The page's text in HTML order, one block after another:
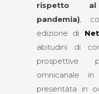
rispetto
pandemia),
edizione di
abitudini di
prospettive
omnicanale
presentata in